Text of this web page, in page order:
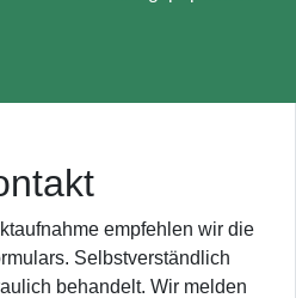
empfehlen wir die
Selbstverständlich
behandelt. Wir melden